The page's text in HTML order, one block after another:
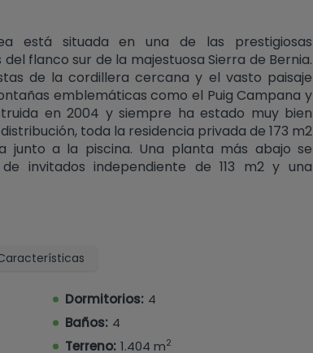
está situada en una de las prestigiosas
flanco sur de la majestuosa Sierra de Bernia.
de la cordillera cercana y el vasto paisaje
emblemáticas como el Puig Campana y
en 2004 y siempre ha estado muy bien
toda la residencia privada de 173 m2
junto a la piscina. Una planta más abajo se
invitados independiente de 113 m2 y una
planta superior, pero también tiene acceso
entrada de la casa de huéspedes. Si aparca en
conducirán a la puerta principal. Se accede a
cocina totalmente equipada a la
el salón-comedor, donde también hay un
pasillo, donde hay un baño adicional, se llega al
baño en-suite. Desde todas las habitaciones
Dormitorios: 4
Baños: 4
Terreno: 1.404 m2